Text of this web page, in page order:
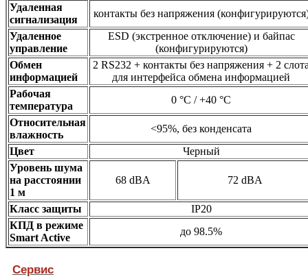
Удаленная
сигнализация
контакты без напряжения
Удаленное
управление
ESD (экстренное отключение) и байпас
(конфигурируются)
Обмен
информацией
2 RS232 + контакты без напряжения + 2
для интерфейса обмена информацией
Рабочая
температура
0 °C / +40 °C
Относительная
влажность
<95%, без конденсата
Цвет
Черный
Уровень шума
на расстоянии
1 м
68 dBA 72 dBA
Класс защиты
IP20
КПД в режиме
Smart Active
до 98.5%
Сервис